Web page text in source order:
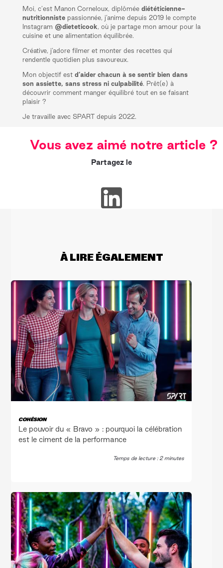
Moi, c’est Manon Corneloux, diplômée diététicienne-
nutritionniste passionnée, j’anime depuis 2019 le compte
Instagram @dieteticook, où je partage mon amour pour la
cuisine et une alimentation équilibrée.
Créative, j’adore filmer et monter des recettes qui
rendentle quotidien plus savoureux.
Mon objectif est d’aider chacun à se sentir bien dans
son assiette, sans stress ni culpabilité. Prêt(e) à
découvrir comment manger équilibré tout en se faisant
plaisir ?
Je travaille avec SPART depuis 2022.
Vous avez aimé notre article ?
Partagez le
À LIRE ÉGALEMENT
COHÉSION
Le pouvoir du « Bravo » : pourquoi la célébration
est le ciment de la performance
Temps de lecture : 2 minutes